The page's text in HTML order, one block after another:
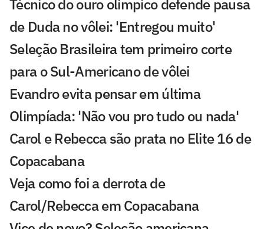
Técnico do ouro olímpico defende pausa
de Duda no vôlei: 'Entregou muito'
Seleção Brasileira tem primeiro corte
para o Sul-Americano de vôlei
Evandro evita pensar em última
Olimpíada: 'Não vou pro tudo ou nada'
Carol e Rebecca são prata no Elite 16 de
Copacabana
Veja como foi a derrota de
Carol/Rebecca em Copacabana